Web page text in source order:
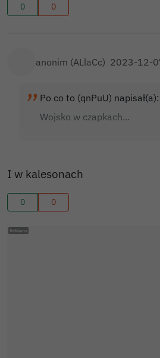
0 0
anonim (ALlaCc) 2023-12-
Po co to (qnPuU) napisał(a):
Wojsko w czapkach...
I w kalesonach
0 0